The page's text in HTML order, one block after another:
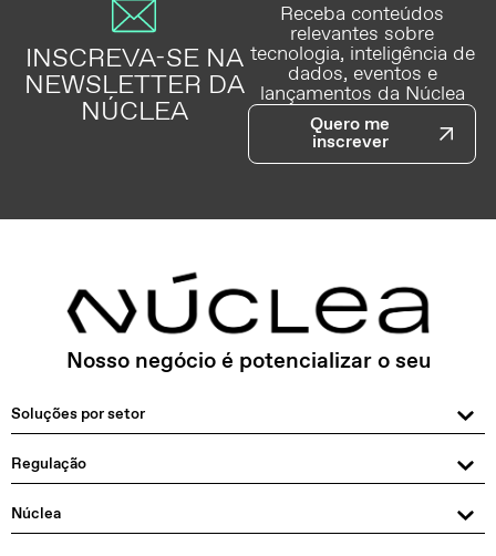
INSCREVA-SE NA
NEWSLETTER DA
NÚCLEA
Receba conteúdos
relevantes sobre
tecnologia, inteligência de
dados, eventos e
lançamentos da Núclea
Quero me
inscrever
Nosso negócio é potencializar o seu
Soluções por setor
Regulação
Núclea